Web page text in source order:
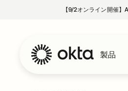
【9/2オンライン開催
製品